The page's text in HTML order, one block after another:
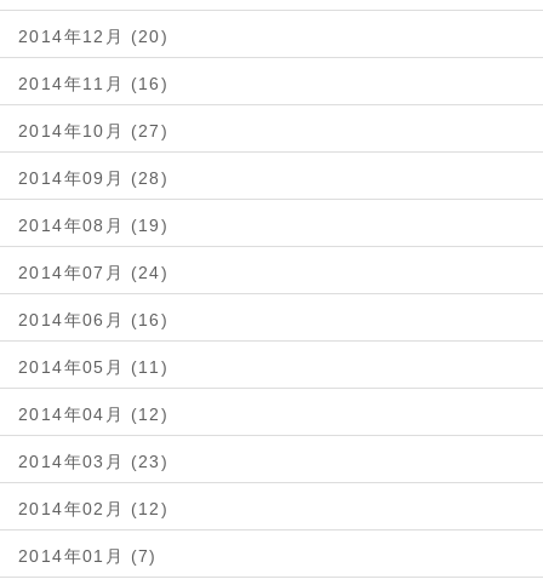
2014年12月 (20)
2014年11月 (16)
2014年10月 (27)
2014年09月 (28)
2014年08月 (19)
2014年07月 (24)
2014年06月 (16)
2014年05月 (11)
2014年04月 (12)
2014年03月 (23)
2014年02月 (12)
2014年01月 (7)